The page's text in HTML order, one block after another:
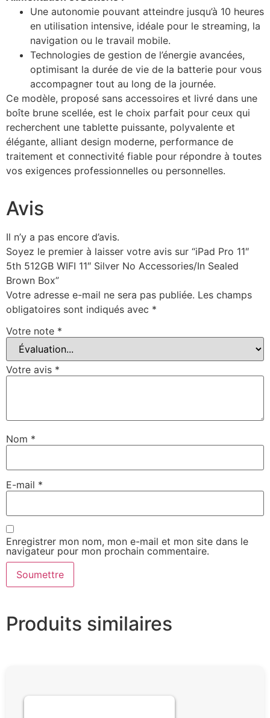
Une autonomie pouvant atteindre jusqu’à 10 heures
en utilisation intensive, idéale pour le streaming, la
navigation ou le travail mobile.
Technologies de gestion de l’énergie avancées,
optimisant la durée de vie de la batterie pour vous
accompagner tout au long de la journée.
Ce modèle, proposé sans accessoires et livré dans une
boîte brune scellée, est le choix parfait pour ceux qui
recherchent une tablette puissante, polyvalente et
élégante, alliant design moderne, performance de
traitement et connectivité fiable pour répondre à toutes
vos exigences professionnelles ou personnelles.
Avis
Il n’y a pas encore d’avis.
Soyez le premier à laisser votre avis sur “iPad Pro 11″
5th 512GB WIFI 11″ Silver No Accessories/In Sealed
Brown Box”
Votre adresse e-mail ne sera pas publiée. Les champs
obligatoires sont indiqués avec *
Votre note *
Votre avis *
Nom *
E-mail *
Enregistrer mon nom, mon e-mail et mon site dans le
navigateur pour mon prochain commentaire.
Produits similaires